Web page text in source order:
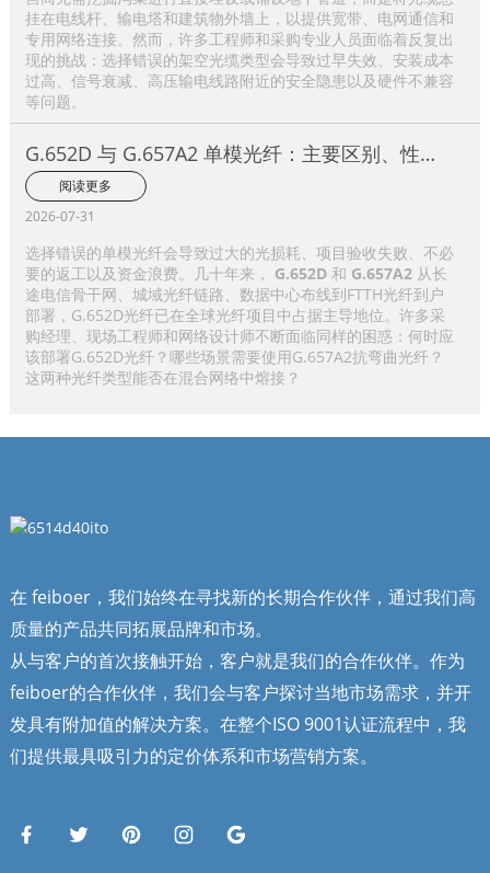
挂在电线杆、输电塔和建筑物外墙上，以提供宽带、电网通信和
专用网络连接。然而，许多工程师和采购专业人员面临着反复出
现的挑战：选择错误的架空光缆类型会导致过早失效、安装成本
过高、信号衰减、高压输电线路附近的安全隐患以及硬件不兼容
等问题。
G.652D 与 G.657A2 单模光纤：主要区别、性能
比较及应用选择指南
阅读更多
2026-07-31
选择错误的单模光纤会导致过大的光损耗、项目验收失败、不必
要的返工以及资金浪费。几十年来， G.652D和 G.657A2从长
途电信骨干网、城域光纤链路、数据中心布线到FTTH光纤到户
部署，G.652D光纤已在全球光纤项目中占据主导地位。许多采
购经理、现场工程师和网络设计师不断面临同样的困惑：何时应
该部署G.652D光纤？哪些场景需要使用G.657A2抗弯曲光纤？
这两种光纤类型能否在混合网络中熔接？
在 feiboer，我们始终在寻找新的长期合作伙伴，通过我们高
质量的产品共同拓展品牌和市场。
从与客户的首次接触开始，客户就是我们的合作伙伴。作为
feiboer的合作伙伴，我们会与客户探讨当地市场需求，并开
发具有附加值的解决方案。在整个ISO 9001认证流程中，我
们提供最具吸引力的定价体系和市场营销方案。